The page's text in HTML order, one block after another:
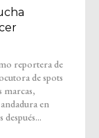
después...